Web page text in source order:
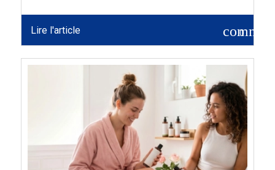
Lire l'article 0